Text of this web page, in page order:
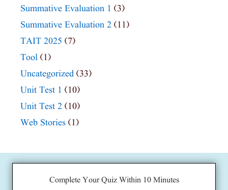
Summative Evaluation 1 (3)
Summative Evaluation 2 (11)
TAIT 2025 (7)
Tool (1)
Uncategorized (33)
Unit Test 1 (10)
Unit Test 2 (10)
Web Stories (1)
Complete Your Quiz Within 10 Minutes